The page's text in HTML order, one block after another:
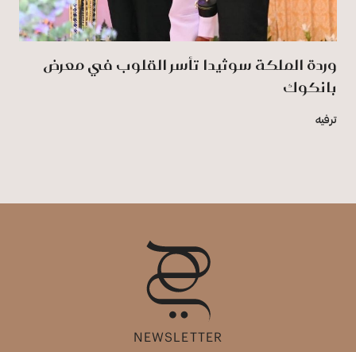
وردة الملكة سوثيدا تأسر القلوب في معرض
بانكوك
ترفيه
NEWSLETTER